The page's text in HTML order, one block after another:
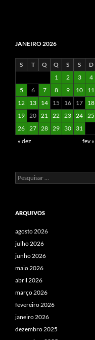
JANEIRO 2026
S T Q Q S S
D
1
2 3
4
5
6 7 8 9 10
11
12
13 14 15 16 17
18
19 20 21 22 23 24 25
26 27 28 29 30
31
« dez
fev »
Pesquisar
por:
ARQUIVOS
agosto 2026
julho 2026
junho 2026
maio 2026
abril 2026
março 2026
fevereiro 2026
janeiro 2026
dezembro 2025